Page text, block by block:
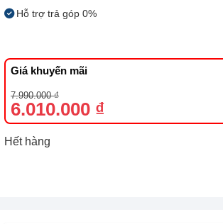
Hỗ trợ trả góp 0%
Giá khuyến mãi
7.990.000₫
Giá
gốc
là:
7.990.000 ₫.
6.010.000 ₫
Giá
hiện
tại
là:
6.010.000 ₫.
Hết hàng